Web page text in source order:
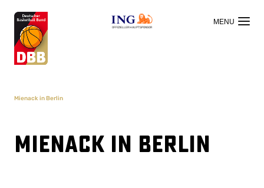
OFFIZIELLER HAUPTSPONSOR
Mienack in Berlin
Mienack in Berlin